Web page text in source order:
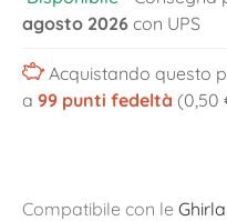
agosto 2026 con UPS
Acquistando questo
a 99 punti fedeltà (0,50
Compatibile con le